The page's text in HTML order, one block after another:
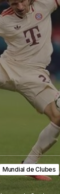
Mundial de Clubes